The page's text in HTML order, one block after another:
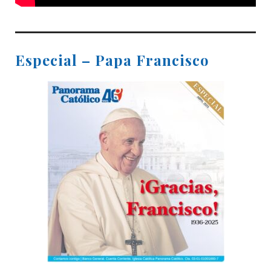
Especial – Papa Francisco